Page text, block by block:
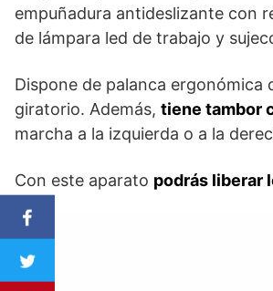
empuñadura antideslizante con
de lámpara led de trabajo y
Dispone de palanca
giratorio. Además, tiene tambor
marcha a la izquierda o a la
Con este aparato podrás liberar